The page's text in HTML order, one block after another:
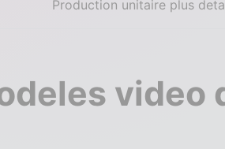
Production unitaire plus
video